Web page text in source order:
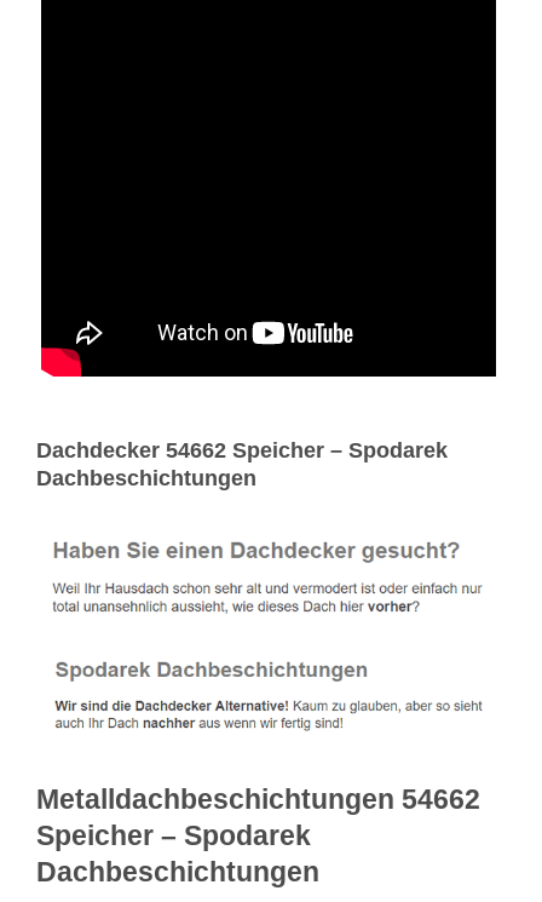
Dachdecker 54662 Speicher – Spodarek
Dachbeschichtungen
Metalldachbeschichtungen 54662
Speicher – Spodarek
Dachbeschichtungen